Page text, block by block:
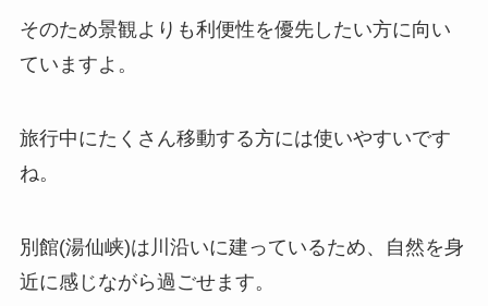
そのため景観よりも利便性を優先したい方に向い
ていますよ。
旅行中にたくさん移動する方には使いやすいです
ね。
別館(湯仙峡)は川沿いに建っているため、自然を身
近に感じながら過ごせます。